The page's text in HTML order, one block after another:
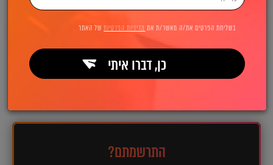
התרשמתם?
בשליחת הפרטים את/ה מאשר/ת את מדיניות הפרטיותשל האתר
כן, דברו איתי